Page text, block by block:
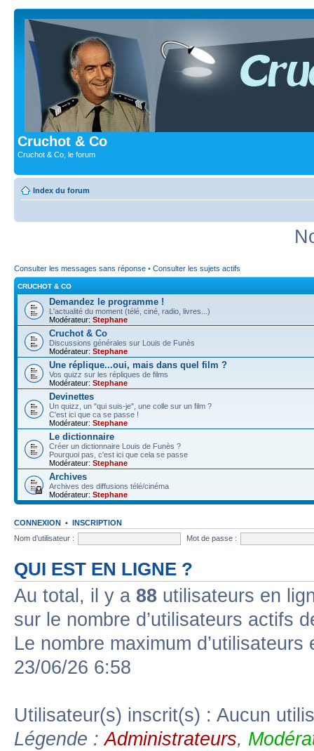
Cruchot & Co
Cruchot & Co, le forum
Index du forum
Consulter les messages sans réponse • Consulter les sujets actifs
CRUCHOT & CO
Demandez le programme !
L'actualité du moment (télé, ciné, radio, livres...)
Modérateur: Stephane
Cruchot & Co
Discussions générales sur Louis de Funès
Modérateur: Stephane
Une réplique...oui, mais dans quel film ?
Vos quizz sur les répliques de films
Modérateur: Stephane
Devinettes
Un quizz, un "qui suis-je", une colle sur un film ?
C'est ici que ca se passe !
Modérateur: Stephane
Le dictionnaire
Créer un dictionnaire Louis de Funès ?
Pourquoi pas, c'est ici que cela se passe
Modérateur: Stephane
Archives
Archives des diffusions télé/cinéma
Modérateur: Stephane
CONNEXION • INSCRIPTION
Nom d’utilisateur :
Mot de passe :
QUI EST EN LIGNE ?
Au total, il y a 88 utilisateurs en
sur le nombre d’utilisateurs actifs
Le nombre maximum
23/06/26 6:58
Utilisateur(s) inscrit(s) : Aucun
Légende :Administrateurs,